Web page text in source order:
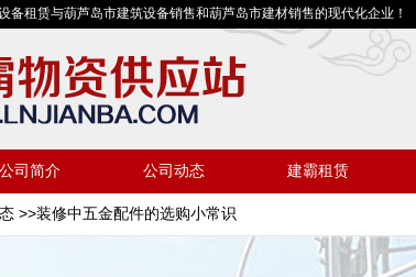
备租赁与葫芦岛市建筑设备销售和葫芦岛市建材销售的现代化企业！
公司简介 公司动态 建霸租赁
>>装修中五金配件的选购小常识